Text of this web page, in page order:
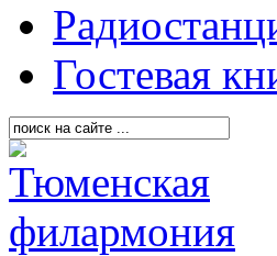
Гостевая